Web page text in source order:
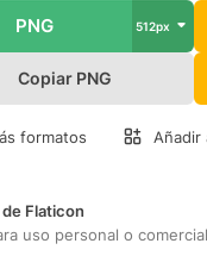
PNG 512px
Copiar PNG
formatos Añadir
Flaticon
uso personal o